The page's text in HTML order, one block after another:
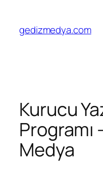
gedizmedya.com
Kurucu
Programı
Medya